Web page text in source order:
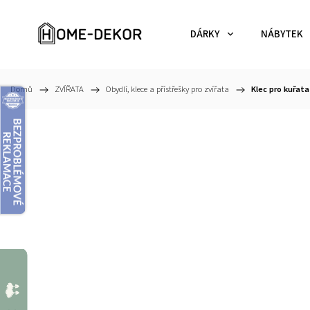
DÁRKY NÁBYTEK
Domů / ZVÍŘATA / Obydlí, klece a přístřešky pro zvířata / Klec pro